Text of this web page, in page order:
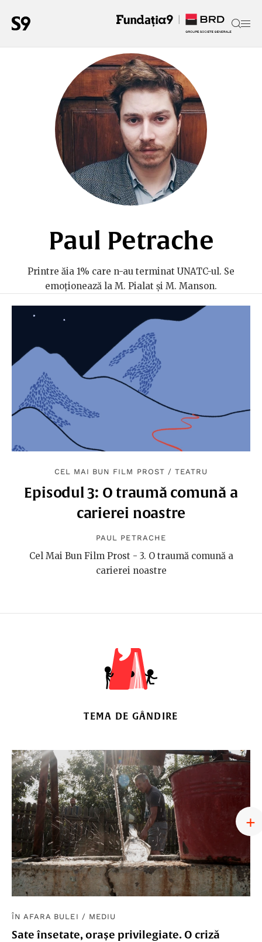
Paul Petrache
Printre ăia 1% care n-au terminat UNATC-ul. Se
emoționează la M. Pialat și M. Manson.
CEL MAI BUN FILM PROST / TEATRU
Episodul 3: O traumă comună a
carierei noastre
PAUL PETRACHE
Cel Mai Bun Film Prost - 3. O traumă comună a
carierei noastre
TEMA DE GÂNDIRE
ÎN AFARA BULEI / MEDIU
Sate însetate, orașe privilegiate. O criză